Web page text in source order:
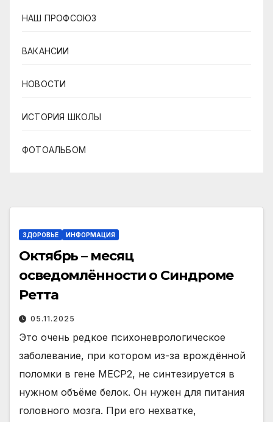
НАШ ПРОФСОЮЗ
ВАКАНСИИ
НОВОСТИ
ИСТОРИЯ ШКОЛЫ
ФОТОАЛЬБОМ
ЗДОРОВЬЕ ИНФОРМАЦИЯ
Октябрь – месяц
осведомлённости о Синдроме
Ретта
05.11.2025
Это очень редкое психоневрологическое
заболевание, при котором из-за врождённой
поломки в гене МЕСР2, не синтезируется в
нужном объёме белок. Он нужен для питания
головного мозга. При его нехватке,